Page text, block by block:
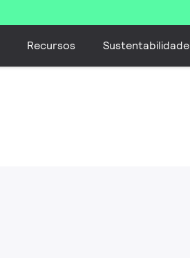
Recursos Sustentabilidade